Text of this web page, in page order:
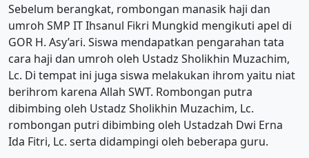
Sebelum berangkat, rombongan manasik haji dan
umroh SMP IT Ihsanul Fikri Mungkid mengikuti apel di
GOR H. Asy’ari. Siswa mendapatkan pengarahan tata
cara haji dan umroh oleh Ustadz Sholikhin Muzachim,
Lc. Di tempat ini juga siswa melakukan ihrom yaitu niat
berihrom karena Allah SWT. Rombongan putra
dibimbing oleh Ustadz Sholikhin Muzachim, Lc.
rombongan putri dibimbing oleh Ustadzah Dwi Erna
Ida Fitri, Lc. serta didampingi oleh beberapa guru.